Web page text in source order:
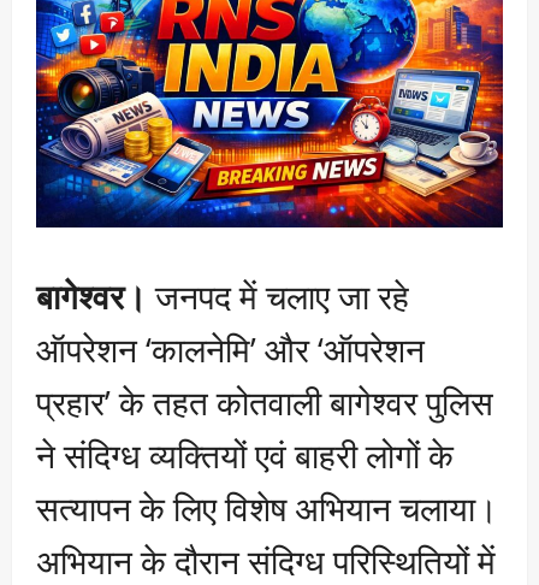
बागेश्वर। जनपद में चलाए जा रहे
ऑपरेशन ‘कालनेमि’ और ‘ऑपरेशन
प्रहार’ के तहत कोतवाली बागेश्वर पुलिस
ने संदिग्ध व्यक्तियों एवं बाहरी लोगों के
सत्यापन के लिए विशेष अभियान चलाया।
अभियान के दौरान संदिग्ध परिस्थितियों में